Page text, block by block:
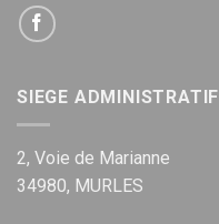
SIEGE ADMINISTRATIF
2, Voie de Marianne
34980, MURLES